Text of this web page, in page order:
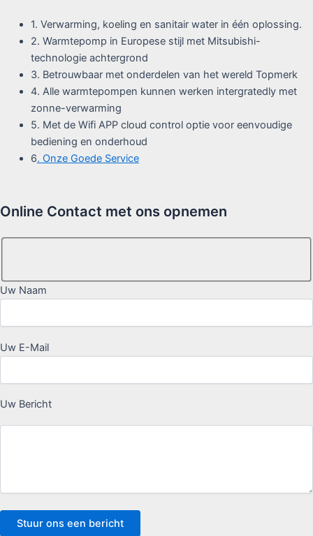
1. Verwarming, koeling en sanitair water in één oplossing.
2. Warmtepomp in Europese stijl met Mitsubishi-
technologie achtergrond
3. Betrouwbaar met onderdelen van het wereld Topmerk
4. Alle warmtepompen kunnen werken intergratedly met
zonne-verwarming
5. Met de Wifi APP cloud control optie voor eenvoudige
bediening en onderhoud
6. Onze Goede Service
Online Contact met ons opnemen
Uw Naam
Uw E-Mail
Uw Bericht